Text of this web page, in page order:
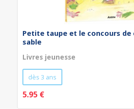
Petite taupe et le concours de
sable
Livres jeunesse
dès 3 ans
5.95 €